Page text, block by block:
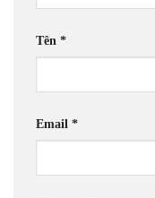
Tên *
Email *